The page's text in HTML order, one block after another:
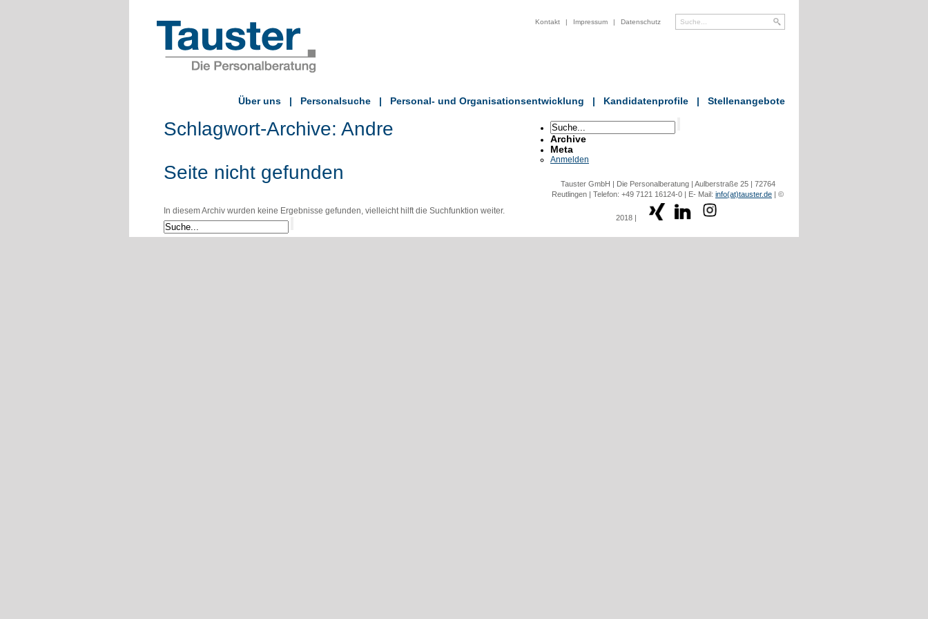
Kontakt | Impressum | Datenschutz
Über uns | Personalsuche | Personal- und Organisationsentwicklung | Kandidatenprofile | Stellenangebote
Schlagwort-Archive: Andre
Seite nicht gefunden
In diesem Archiv wurden keine Ergebnisse gefunden, vielleicht hilft die Suchfunktion weiter.
Archive
Meta
Anmelden
Tauster GmbH | Die Personalberatung | Aulberstraße 25 | 72764
Reutlingen | Telefon: +49 7121 16124-0 | E- Mail: info(at)tauster.de | ©
2018 |